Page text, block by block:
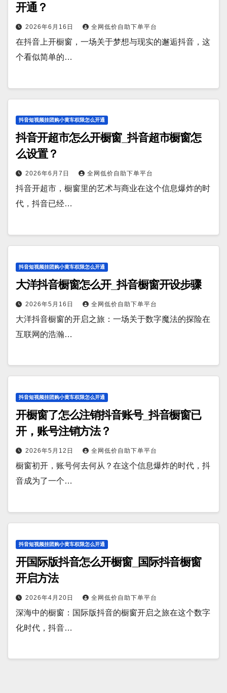
开通？
2026年6月16日 全网低价自助下单平台
在抖音上开橱窗，一场关于梦想与现实的邂逅抖音，这
个看似简单的…
抖音短视频挂团购小黄车权限怎么开通
抖音开超市怎么开橱窗_抖音超市橱窗怎
么设置？
2026年6月7日 全网低价自助下单平台
抖音开超市，橱窗里的艺术与商业在这个信息爆炸的时
代，抖音已经…
抖音短视频挂团购小黄车权限怎么开通
大洋抖音橱窗怎么开_抖音橱窗开设步骤
2026年5月16日 全网低价自助下单平台
大洋抖音橱窗的开启之旅：一场关于数字魔法的探险在
互联网的浩瀚…
抖音短视频挂团购小黄车权限怎么开通
开橱窗了怎么注销抖音账号_抖音橱窗已
开，账号注销方法？
2026年5月12日 全网低价自助下单平台
橱窗初开，账号何去何从？在这个信息爆炸的时代，抖
音成为了一个…
抖音短视频挂团购小黄车权限怎么开通
开国际版抖音怎么开橱窗_国际抖音橱窗
开启方法
2026年4月20日 全网低价自助下单平台
深海中的橱窗：国际版抖音的橱窗开启之旅在这个数字
化时代，抖音…